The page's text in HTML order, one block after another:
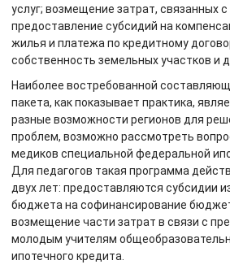
услуг; возмещение затрат, связанных
предоставление субсидий на
жилья и платежа по кредитному
собственность земельных участков и
Наиболее востребованной
пакета, как показывает практика,
разные возможности регионов для
проблем, возможно рассмотреть
медиков специальной федеральной
Для педагогов такая программа
двух лет: предоставляются субсидии
бюджета на софинансирование
возмещение части затрат в связи с
молодым учителям
ипотечного кредита.